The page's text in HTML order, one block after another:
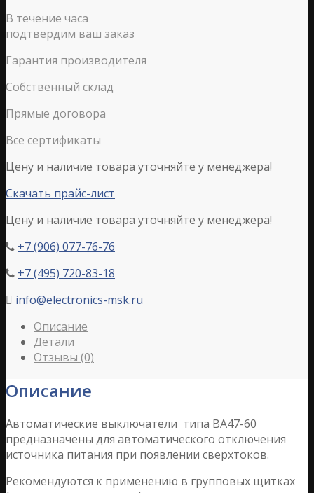
В течение часа
подтвердим ваш заказ
Гарантия производителя
Собственный склад
Прямые договора
Все сертификаты
Цену и наличие товара уточняйте у менеджера!
Скачать прайс-лист
Цену и наличие товара уточняйте у менеджера!
 +7 (906) 077-76-76
 +7 (495) 720-83-18
 info@electronics-msk.ru
Описание
Детали
Отзывы (0)
Описание
Автоматические выключатели типа ВА47-60
предназначены для автоматического отключения
источника питания при появлении сверхтоков.
Рекомендуются к применению в групповых щитках